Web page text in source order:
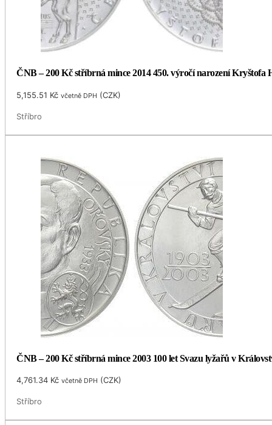
ČNB – 200 Kč stříbrná mince 2014 450. výročí narození
5,155.51 Kč včetně DPH (CZK)
Stříbro
ČNB – 200 Kč stříbrná mince 2003 100 let Svazu lyžařů v
4,761.34 Kč včetně DPH (CZK)
Stříbro